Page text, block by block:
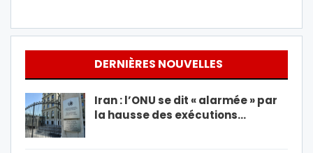
DERNIÈRES NOUVELLES
Iran : l’ONU se dit « alarmée » par
la hausse des exécutions…